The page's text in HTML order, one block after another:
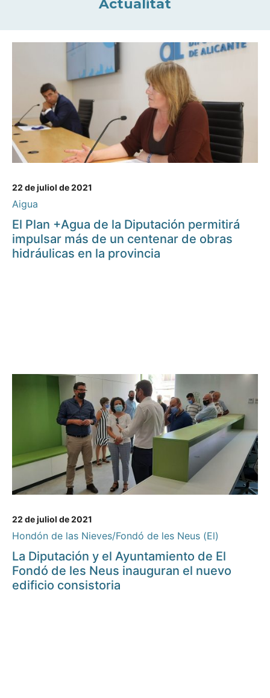
Actualitat
22 de juliol de 2021
Aigua
El Plan +Agua de la Diputación permitirá
impulsar más de un centenar de obras
hidráulicas en la provincia
22 de juliol de 2021
Hondón de las Nieves/Fondó de les Neus (El)
La Diputación y el Ayuntamiento de El
Fondó de les Neus inauguran el nuevo
edificio consistoria